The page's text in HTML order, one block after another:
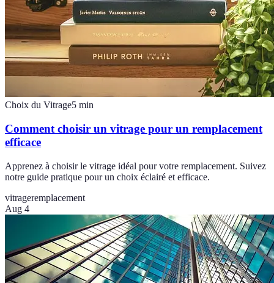
Choix du Vitrage5 min
Comment choisir un vitrage pour un remplacement
efficace
Apprenez à choisir le vitrage idéal pour votre remplacement. Suivez
notre guide pratique pour un choix éclairé et efficace.
vitrageremplacement
Aug 4